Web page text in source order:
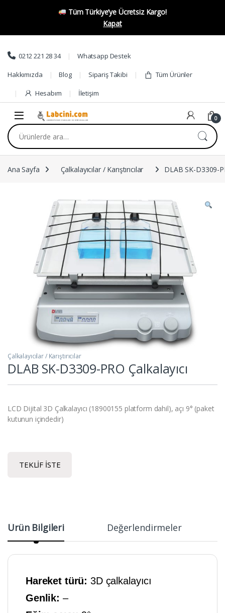
Tüm Türkiye’ye Ücretsiz Kargo!
Kapat
Skip to navigation
Skip to content
0212 221 28 34 Whatsapp Destek
Hakkımızda Blog Sipariş Takibi Tüm Ürünler
Hesabım İletişim
0
Ara:
Ana Sayfa Çalkalayıcılar / Karıştırıcılar DLAB SK-D3309-
Çalkalayıcılar / Karıştırıcılar
DLAB SK-D3309-PRO Çalkalayıcı
LCD Dijital 3D Çalkalayıcı (18900155 platform dahil), açı 9° (paket
kutunun içindedir)
TEKLIF İSTE
Ürün Bilgileri Değerlendirmeler
Hareket türü:3D çalkalayıcı
Genlik: –